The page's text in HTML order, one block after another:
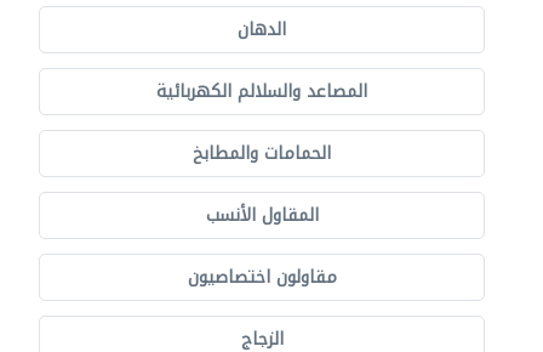
الدهان
المصاعد والسلالم الكهربائية
الحمامات والمطابخ
المقاول الأنسب
مقاولون اختصاصيون
الزجاج